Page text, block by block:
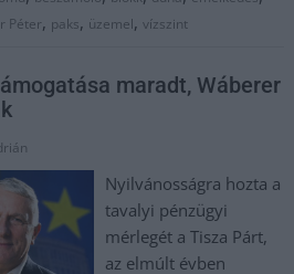
Péter, paks, üzemel,vízszint
maradt, Wáberer
Nyilvánosságra hozta a
tavalyi pénzügyi
mérlegét a Tisza Párt,
az elmúlt évben